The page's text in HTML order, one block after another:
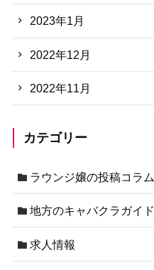
2023年1月
2022年12月
2022年11月
カテゴリー
ラウンジ嬢の投稿コラム
地方のキャバクラガイド
求人情報